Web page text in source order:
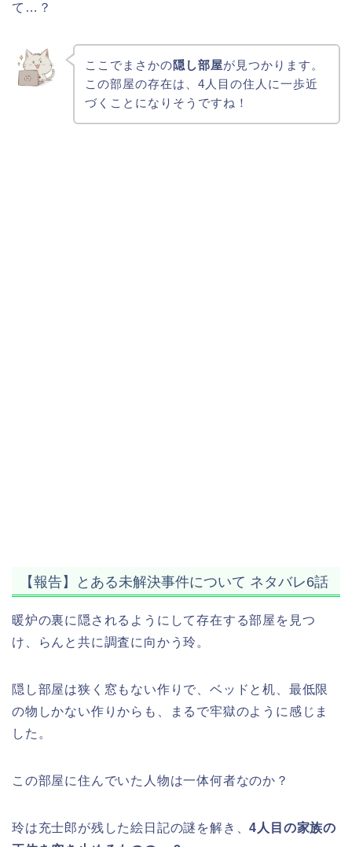
て…？
ここでまさかの隠し部屋が見つかります。
この部屋の存在は、4人目の住人に一歩近
づくことになりそうですね！
【報告】とある未解決事件について ネタバレ6話
暖炉の裏に隠されるようにして存在する部屋を見つ
け、らんと共に調査に向かう玲。
隠し部屋は狭く窓もない作りで、ベッドと机、最低限
の物しかない作りからも、まるで牢獄のように感じま
した。
この部屋に住んでいた人物は一体何者なのか？
玲は充士郎が残した絵日記の謎を解き、4人目の家族の